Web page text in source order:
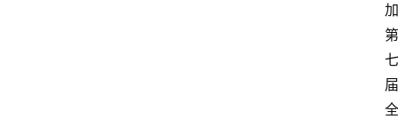
加
第
七
届
全